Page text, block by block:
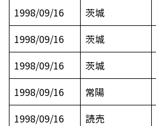
1998/09/16
茨城
1998/09/16
茨城
1998/09/16
茨城
1998/09/16
常陽
1998/09/16
読売